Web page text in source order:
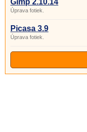
Gimp 2.10.14
Úprava fotiek.
Picasa 3.9
Úprava fotiek.